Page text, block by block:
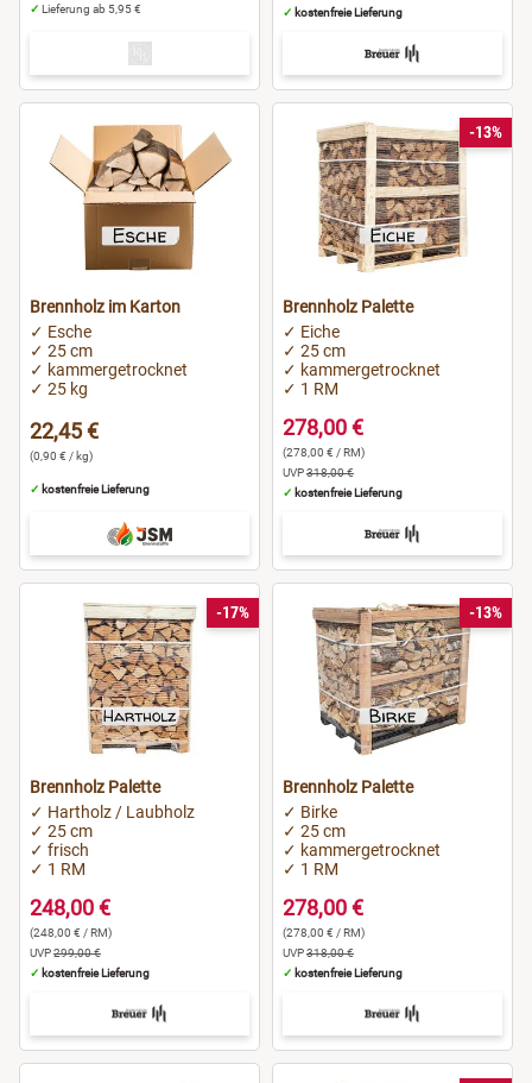
✓ Lieferung ab 5,95 €
✓ kostenfreie Lieferung
Brennholz im Karton
✓ Esche
✓ 25 cm
✓ kammergetrocknet
✓ 25 kg
22,45 €
(0,90 € / kg)
✓ kostenfreie Lieferung
-13%
Brennholz Palette
✓ Eiche
✓ 25 cm
✓ kammergetrocknet
✓ 1 RM
278,00 €
(278,00 € / RM)
UVP318,00 €
✓ kostenfreie Lieferung
-17%
Brennholz Palette
✓ Hartholz / Laubholz
✓ 25 cm
✓ frisch
✓ 1 RM
248,00 €
(248,00 € / RM)
UVP299,00 €
✓ kostenfreie Lieferung
-13%
Brennholz Palette
✓ Birke
✓ 25 cm
✓ kammergetrocknet
✓ 1 RM
278,00 €
(278,00 € / RM)
UVP318,00 €
✓ kostenfreie Lieferung